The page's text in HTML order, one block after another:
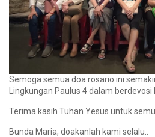
Semoga semua doa rosario ini
Lingkungan Paulus 4 dalam berdevosi
Terima kasih Tuhan Yesus untuk
Bunda Maria, doakanlah kami selalu..